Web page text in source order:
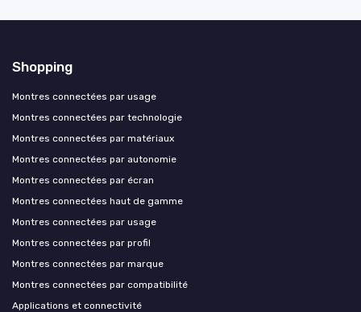
Shopping
Montres connectées par usage
Montres connectées par technologie
Montres connectées par matériaux
Montres connectées par autonomie
Montres connectées par écran
Montres connectées haut de gamme
Montres connectées par usage
Montres connectées par profil
Montres connectées par marque
Montres connectées par compatibilité
Applications et connectivité